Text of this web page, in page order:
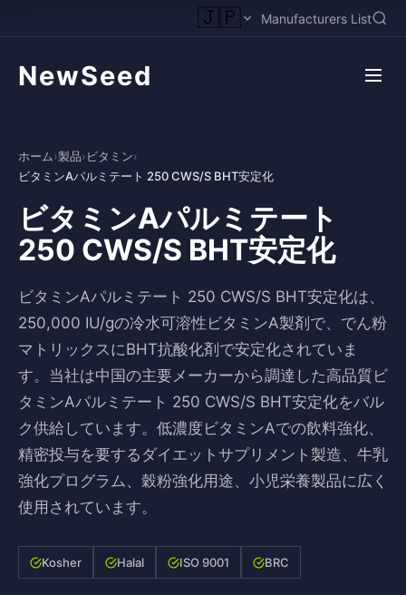
🇯🇵 Manufacturers List
NewSeed
ホーム›製品›ビタミン›
ビタミンAパルミテート 250 CWS/S BHT安定化
ビタミンAパルミテート
250 CWS/S BHT安定化
ビタミンAパルミテート 250 CWS/S BHT安定化は、
250,000 IU/gの冷水可溶性ビタミンA製剤で、でん粉
マトリックスにBHT抗酸化剤で安定化されていま
す。当社は中国の主要メーカーから調達した高品質ビ
タミンAパルミテート 250 CWS/S BHT安定化をバル
ク供給しています。低濃度ビタミンAでの飲料強化、
精密投与を要するダイエットサプリメント製造、牛乳
強化プログラム、穀粉強化用途、小児栄養製品に広く
使用されています。
Kosher Halal ISO 9001 BRC